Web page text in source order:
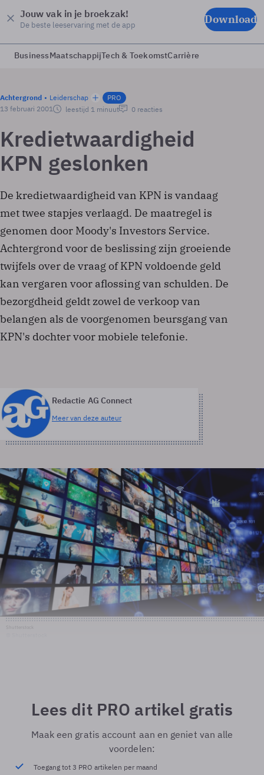
Jouw vak in je broekzak!
De beste leeservaring met de app Download
BusinessMaatschappijTech & ToekomstCarrière
Achtergrond Leiderschap
PRO
13 februari 2001
leestijd 1 minuut 0 reacties
Kredietwaardigheid
KPN geslonken
De kredietwaardigheid van KPN is vandaag
met twee stapjes verlaagd. De maatregel is
genomen door Moody's Investors Service.
Achtergrond voor de beslissing zijn groeiende
twijfels over de vraag of KPN voldoende geld
kan vergaren voor aflossing van schulden. De
bezorgdheid geldt zowel de verkoop van
belangen als de voorgenomen beursgang van
KPN's dochter voor mobiele telefonie.
Redactie AG Connect
Meer van deze auteur
Lees dit PRO artikel gratis
Maak een gratis account aan en geniet van alle
voordelen:
Toegang tot 3 PRO artikelen per maand